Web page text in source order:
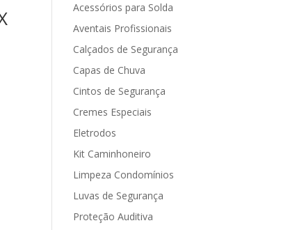
Acessórios para Solda
Aventais Profissionais
Calçados de Segurança
Capas de Chuva
Cintos de Segurança
Cremes Especiais
Eletrodos
Kit Caminhoneiro
Limpeza Condomínios
Luvas de Segurança
Proteção Auditiva